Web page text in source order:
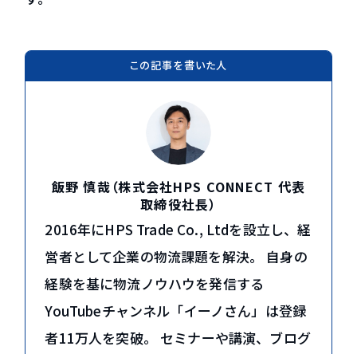
お問い合わせ
EN
この記事を書いた人
飯野 慎哉（株式会社HPS CONNECT 代表
取締役社長）
2016年にHPS Trade Co., Ltdを設立し、経
営者として企業の物流課題を解決。 自身の
経験を基に物流ノウハウを発信する
YouTubeチャンネル「イーノさん」は登録
者11万人を突破。 セミナーや講演、ブログ